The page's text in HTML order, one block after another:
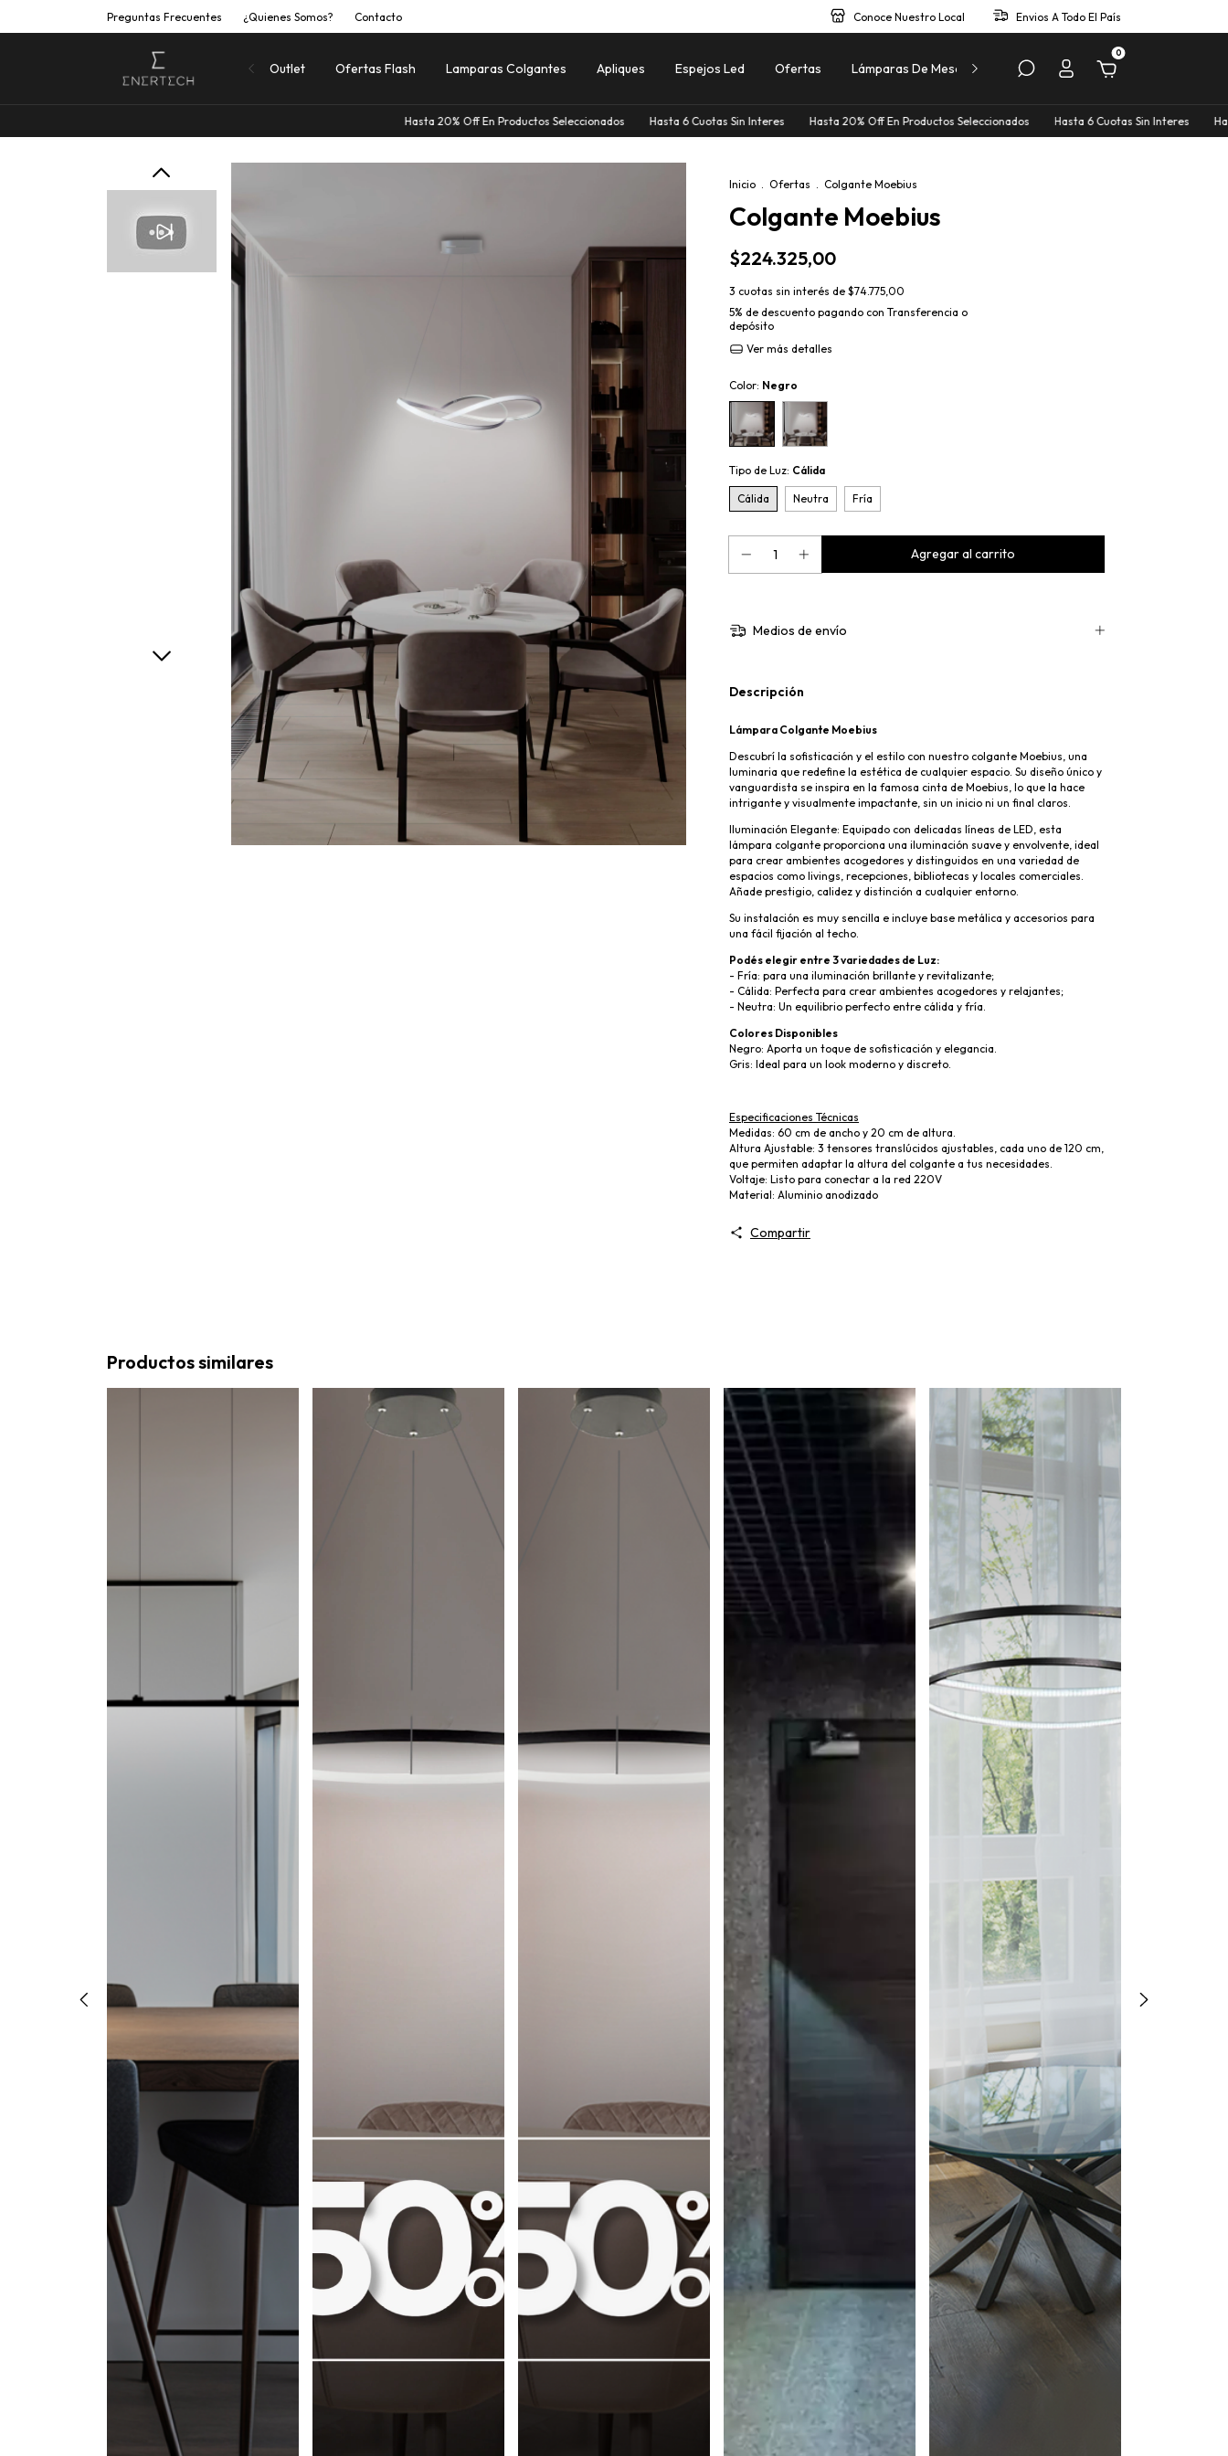
Preguntas Frecuentes ¿Quienes Somos? Contacto Conoce Nuestro Local Envios A Todo El País
Outlet Ofertas Flash Lamparas Colgantes Apliques Espejos Led Ofertas Lámparas De Mesa Lámparas De Pie
0
Hasta 20% Off En Productos Seleccionados Hasta 6 Cuotas Sin Interes Hasta 20% Off En Productos Seleccionados Hasta 6 Cuotas Sin Interes Hasta 20% Off
Inicio . Ofertas . Colgante Moebius
Colgante Moebius
$224.325,00
3 cuotas sin interés de $74.775,00
5% de descuento pagando con Transferencia o
depósito
Ver más detalles
Color: Negro
Tipo de Luz: Cálida
Cálida Neutra Fría
Medios de envío
Descripción
Lámpara Colgante Moebius
Descubrí la sofisticación y el estilo con nuestro colgante Moebius, una
luminaria que redefine la estética de cualquier espacio. Su diseño único y
vanguardista se inspira en la famosa cinta de Moebius, lo que la hace
intrigante y visualmente impactante, sin un inicio ni un final claros.
Iluminación Elegante: Equipado con delicadas líneas de LED, esta
lámpara colgante proporciona una iluminación suave y envolvente, ideal
para crear ambientes acogedores y distinguidos en una variedad de
espacios como livings, recepciones, bibliotecas y locales comerciales.
Añade prestigio, calidez y distinción a cualquier entorno.
Su instalación es muy sencilla e incluye base metálica y accesorios para
una fácil fijación al techo.
Podés elegir entre 3 variedades de Luz:
- Fría: para una iluminación brillante y revitalizante;
- Cálida: Perfecta para crear ambientes acogedores y relajantes;
- Neutra: Un equilibrio perfecto entre cálida y fría.
Colores Disponibles
Negro: Aporta un toque de sofisticación y elegancia.
Gris: Ideal para un look moderno y discreto.
Especificaciones Técnicas
Medidas: 60 cm de ancho y 20 cm de altura.
Altura Ajustable: 3 tensores translúcidos ajustables, cada uno de 120 cm,
que permiten adaptar la altura del colgante a tus necesidades.
Voltaje: Listo para conectar a la red 220V
Material: Aluminio anodizado
Compartir
Productos similares